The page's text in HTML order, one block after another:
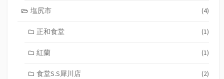
塩尻市 (4)
正和食堂 (1)
紅蘭 (1)
食堂S.S犀川店 (2)